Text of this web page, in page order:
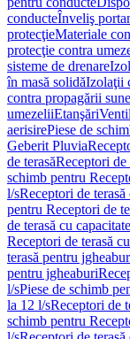
conducteÎnveliş
protecţieMateriale
protecţie contra
sisteme de drenare
în masă solidăIzolaţii
contra propagării
umezeliiEtanşări
aerisirePiese de
Geberit Pluvia
de terasăReceptori de
schimb pentru
l/sReceptori de
pentru Receptori de
de terasă cu
Receptori de terasă
terasă pentru
pentru jgheaburi
l/sPiese de schimb
la 12 l/sReceptori de
schimb pentru